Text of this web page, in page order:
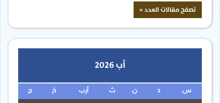
آب 2026
س ن ث أرب خ ج